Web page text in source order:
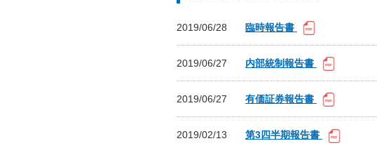
2019/06/28 臨時報告書
2019/06/27 内部統制報告書
2019/06/27 有価証券報告書
2019/02/13 第3四半期報告書